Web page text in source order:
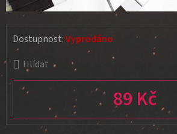
Hlídat
89 Kč
Měrná cena:
Dostupnost:Vyprodáno